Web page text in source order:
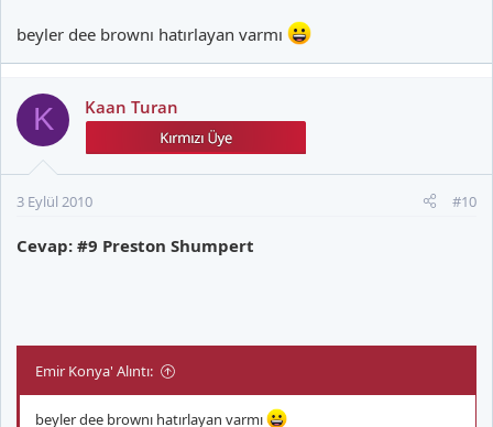
beyler dee brownı hatırlayan varmı
K Kaan Turan
3 Eylül 2010 #10
Cevap: #9 Preston Shumpert
Emir Konya' Alıntı:
beyler dee brownı hatırlayan varmı